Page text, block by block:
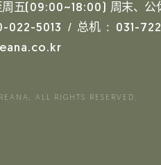
五 (09:00~18:00)
周末、公
022-5013 / 总机 :
031-
ALL RIGHTS RESERVED.